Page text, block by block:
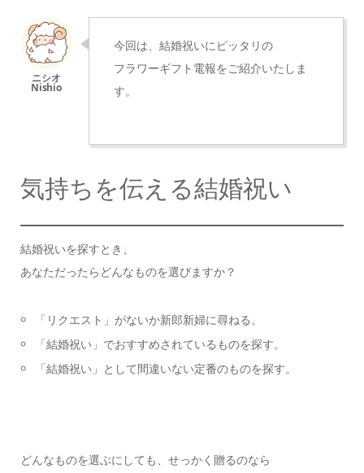
今回は、結婚祝いにピッタリの
フラワーギフト電報をご紹介いたしま
す。
気持ちを伝える結婚祝い
結婚祝いを探すとき、
あなただったらどんなものを選びますか？
「リクエスト」がないか新郎新婦に尋ねる。
「結婚祝い」でおすすめされているものを探す。
「結婚祝い」として間違いない定番のものを探す。
どんなものを選ぶにしても、せっかく贈るのなら